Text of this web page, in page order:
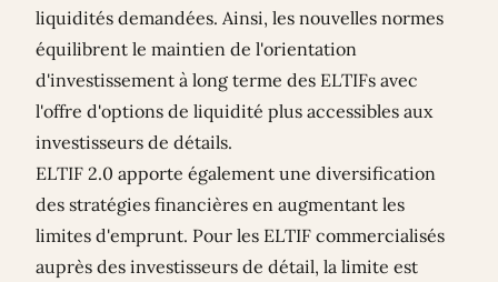
liquidités demandées. Ainsi, les nouvelles normes
équilibrent le maintien de l'orientation
d'investissement à long terme des ELTIFs avec
l'offre d'options de liquidité plus accessibles aux
investisseurs de détails.
ELTIF 2.0 apporte également une diversification
des stratégies financières en augmentant les
limites d'emprunt. Pour les ELTIF commercialisés
auprès des investisseurs de détail, la limite est